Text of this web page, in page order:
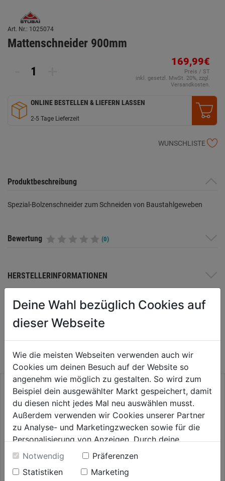
Art. Nr.: 1025074
Mattenschneider 900mm
169,99€
Preis / ST
inkl. gesetzl. MwSt. 20%, zzgl.
Versandkosten.
ONLINE BESTELLEN & LIEFERN LASSEN
2-5 Tage Lieferzeit
WUNSCHLISTE
Produktbeschreibung
Spezial-Bolzenschneider zum Schneiden von Baustahlgeweben
Bewertung (0)
HERSTELLERINFORMATIONEN
WEITERE PRODUKTE AUS DIESER
KATEGORIE
Deine Wahl bezüglich Cookies auf
dieser Webseite
Wie die meisten Webseiten verwenden auch wir
Cookies um deinen Besuch auf der Website so
angenehm wie möglich zu gestalten. So wird zum
Beispiel dein ausgewählter Markt gespeichert, damit
du diesen nicht jedes Mal neu auswählen musst.
Außerdem verwenden wir Cookies unserer Partner
zu Analyse- und Marketingzwecken sowie für die
Personalisierung von Anzeigen. Durch deine
Einwilligung werden die Daten von Drittanbieter,
unter anderem auch in den USA, verarbeitet.
Durch Klick auf "Alle Cookies erlauben" stimmst du
Notwendig
Präferenzen
Statistiken
Marketing